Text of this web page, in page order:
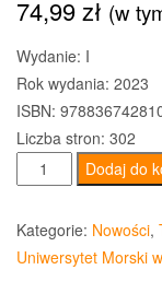
74,99zł (w
Wydanie: I
Rok wydania: 2023
ISBN:
Liczba stron: 302
ilość
Klasyczna
nawigacja
morska
Dodaj do
Kategorie: Nowości,
Uniwersytet Morski